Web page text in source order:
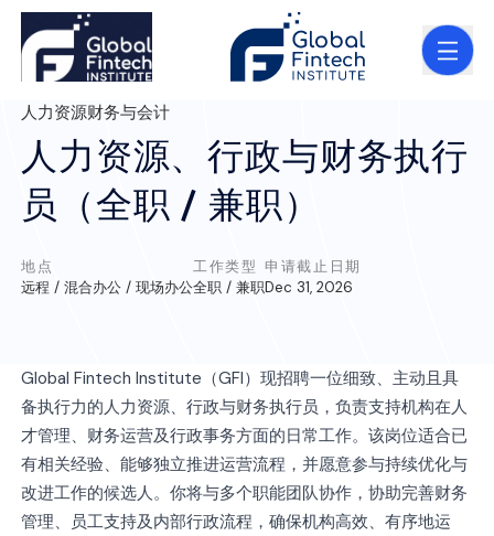
人力资源财务与会计
人力资源、行政与财务执行
员（全职 / 兼职）
地点
远程 / 混合办公 / 现场办公
工作类型
全职 / 兼职
申请截止日期
Dec 31, 2026
Global Fintech Institute（GFI）现招聘一位细致、主动且具
备执行力的人力资源、行政与财务执行员，负责支持机构在人
才管理、财务运营及行政事务方面的日常工作。该岗位适合已
有相关经验、能够独立推进运营流程，并愿意参与持续优化与
改进工作的候选人。你将与多个职能团队协作，协助完善财务
管理、员工支持及内部行政流程，确保机构高效、有序地运